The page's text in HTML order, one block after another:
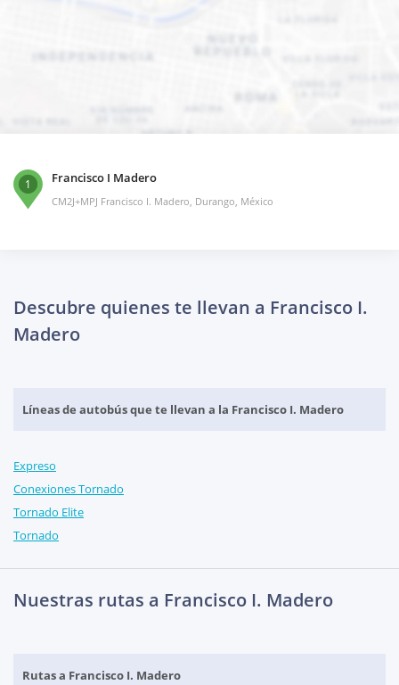
1 Francisco I Madero
CM2J+MPJ Francisco I. Madero, Durango, México
Descubre quienes te llevan a Francisco I.
Madero
Líneas de autobús que te llevan a la Francisco I. Madero
Expreso
Conexiones Tornado
Tornado Elite
Tornado
Nuestras rutas a Francisco I. Madero
Rutas a Francisco I. Madero